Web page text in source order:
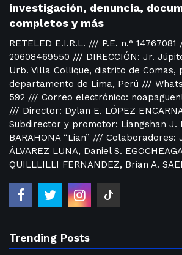
investigación, denuncia,
completos y más
RETELED E.I.R.L. /// P.E. n.° 14767081
20608469550 /// DIRECCIÓN: Jr.
Urb. Villa Collique, distrito de Comas,
departamento de Lima, Perú ///
592 /// Correo electrónico:
/// Director: Dylan E. LÓPEZ
Subdirector y promotor: Liangshan J.
BARAHONA “Lian” /// Colaboradores:
ÁLVAREZ LUNA, Daniel S.
QUILLLILLI FERNANDEZ, Brian A.
Trending Posts